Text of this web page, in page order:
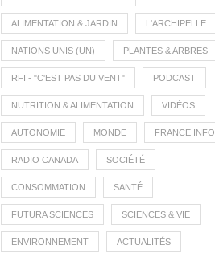
ALIMENTATION & JARDIN L'ARCHIPELLE
NATIONS UNIS (UN) PLANTES & ARBRES
RFI - "C'EST PAS DU VENT" PODCAST
NUTRITION & ALIMENTATION VIDÉOS
AUTONOMIE MONDE FRANCE INFO
RADIO CANADA SOCIÉTÉ
CONSOMMATION SANTÉ
FUTURA SCIENCES SCIENCES & VIE
ENVIRONNEMENT ACTUALITÉS